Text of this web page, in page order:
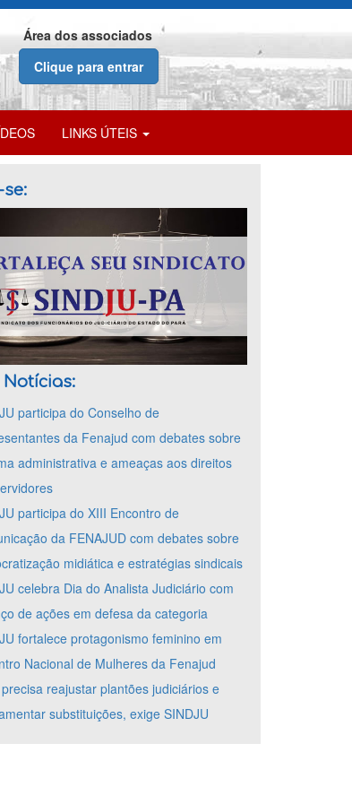
Área dos associados
Clique para entrar
LINKS ÚTEIS
participa do Conselho de
da Fenajud com debates sobre
administrativa e ameaças aos direitos
participa do XIII Encontro de
da FENAJUD com debates sobre
midiática e estratégias sindicais
celebra Dia do Analista Judiciário com
de ações em defesa da categoria
fortalece protagonismo feminino em
Nacional de Mulheres da Fenajud
precisa reajustar plantões judiciários e
substituições, exige SINDJU